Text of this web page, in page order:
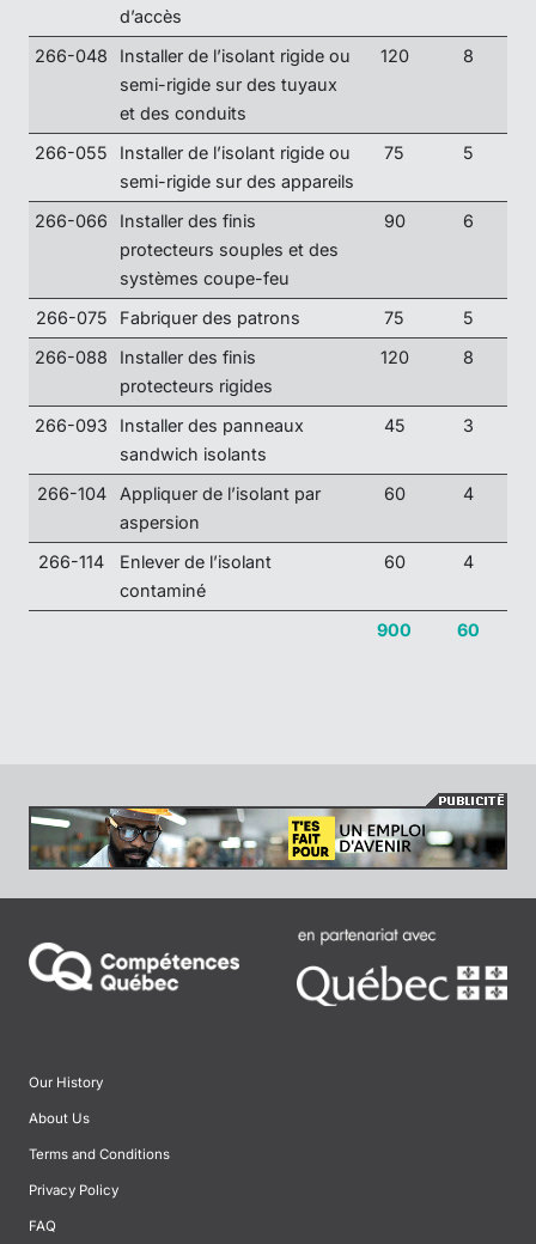
d’accès
266-048
Installer de l’isolant rigide ou
semi-rigide sur des tuyaux
et des conduits
120 8
266-055
Installer de l’isolant rigide ou
semi-rigide sur des appareils
75 5
266-066
Installer des finis
protecteurs souples et des
systèmes coupe-feu
90 6
266-075 Fabriquer des patrons 75
5
266-088
Installer des finis
protecteurs rigides
120 8
266-093
Installer des panneaux
sandwich isolants
45 3
266-104
Appliquer de l’isolant par
aspersion
60 4
266-114
Enlever de l’isolant
contaminé
60 4
900 60
Our History
About Us
Terms and Conditions
Privacy Policy
FAQ